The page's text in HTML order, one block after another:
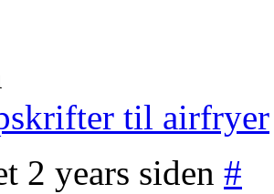
til airfryer
2 years siden #